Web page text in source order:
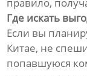
правило,
Где искать
Если вы
Китае, не
попавшуюся